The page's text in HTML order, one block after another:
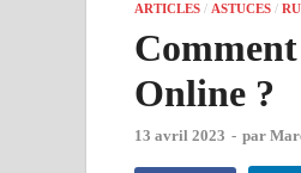
ARTICLES / ASTUCES /
Online ?
13 avril 2023 - par